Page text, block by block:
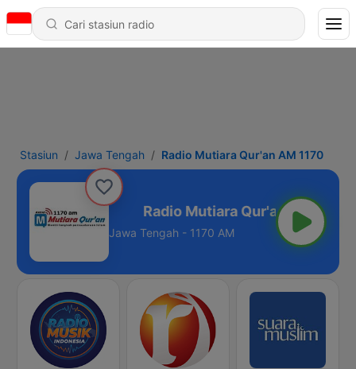
Stasiun Jawa Tengah Radio Mutiara Qur'an AM 1170
AM 1170
Jawa Tengah - 1170 AM